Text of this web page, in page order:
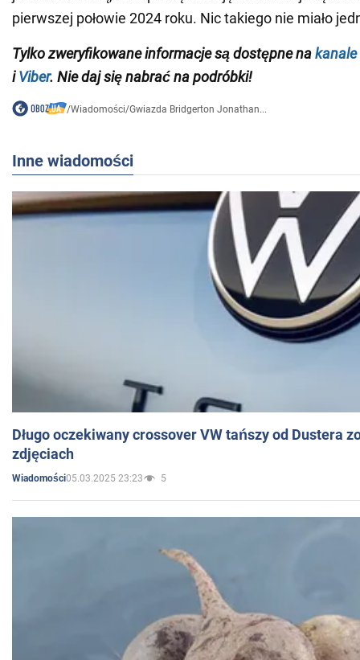
pierwszej połowie 2024 roku. Nic takiego nie miało
Tylko zweryfikowane informacje są dostępne nakanale
iViber. Nie daj się nabrać na podróbki!
/Wiadomości/Gwiazda Bridgerton Jonathan...
Inne wiadomości
Długo oczekiwany crossover VW tańszy od Dustera
zdjęciach
Wiadomości05.03.2025 23:23 5